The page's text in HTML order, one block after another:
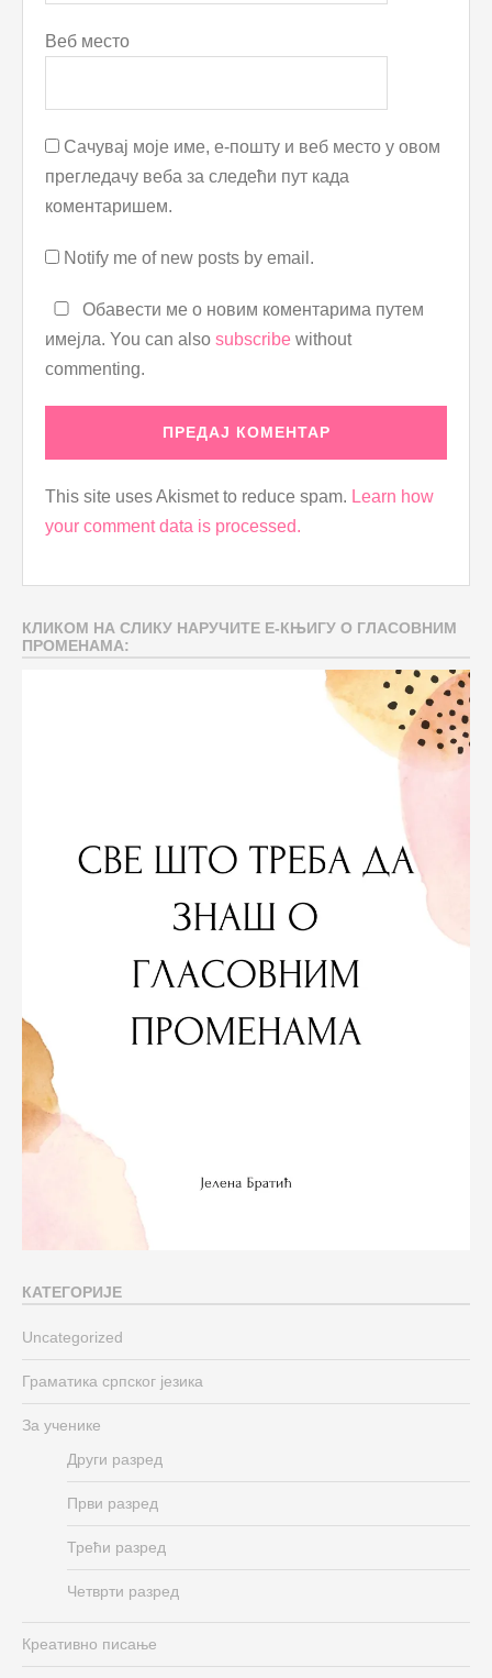
Веб место
Сачувај моје име, е-пошту и веб место у овом
прегледачу веба за следећи пут када
коментаришем.
Notify me of new posts by email.
Обавести ме о новим коментарима путем
имејла. You can also subscribe without
commenting.
This site uses Akismet to reduce spam. Learn how
your comment data is processed.
КЛИКОМ НА СЛИКУ НАРУЧИТЕ Е-КЊИГУ О ГЛАСОВНИМ
ПРОМЕНАМА:
КАТЕГОРИЈЕ
Uncategorized
Граматика српског језика
За ученике
Други разред
Први разред
Трећи разред
Четврти разред
Креативно писање